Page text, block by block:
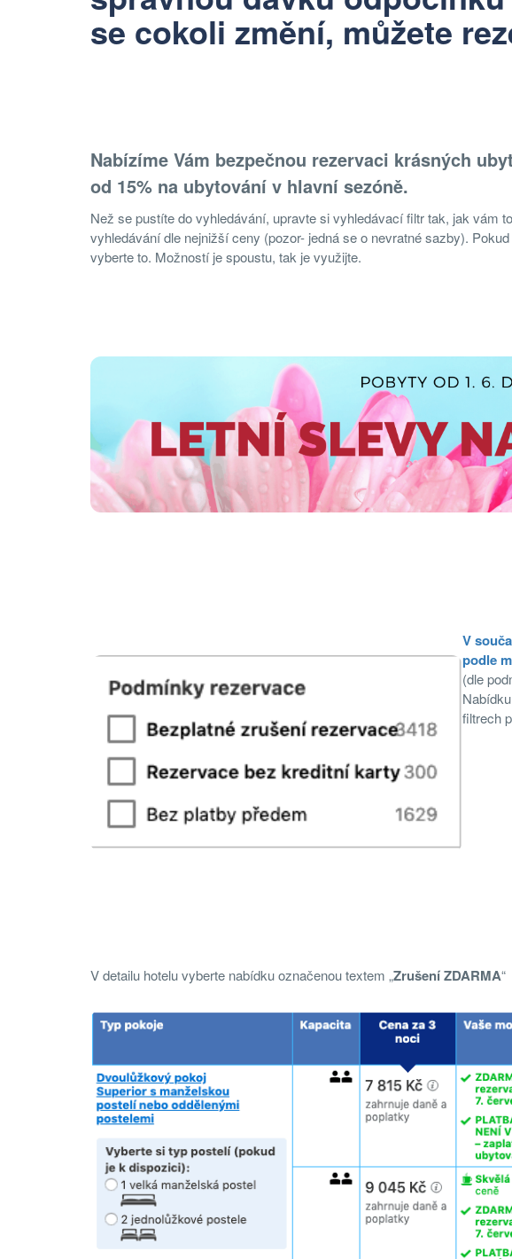
se cokoli změní, můžete
Nabízíme Vám bezpečnou rezervaci krásných
od 15% na ubytování v hlavní sezóně.
Než se pustíte do vyhledávání, upravte si vyhledávací filtr tak, jak vám
vyhledávání dle nejnižší ceny (pozor- jedná se o nevratné sazby).
vyberte to. Možností je spoustu, tak je využijte.
V
podle
(dle
filtrech
V detailu hotelu vyberte nabídku označenou textem „Zrušení ZDARMA“